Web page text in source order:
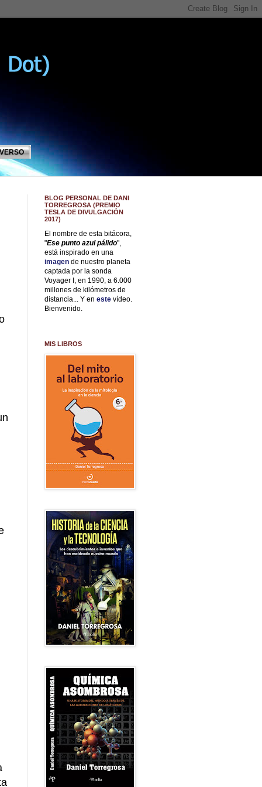
BLOG PERSONAL DE DANI
TORREGROSA (PREMIO
TESLA DE DIVULGACIÓN
2017)
El nombre de esta bitácora,
"Ese punto azul pálido",
está inspirado en una
imagen de nuestro planeta
captada por la sonda
Voyager I, en 1990, a 6.000
millones de kilómetros de
distancia... Y en este vídeo.
Bienvenido.
MIS LIBROS